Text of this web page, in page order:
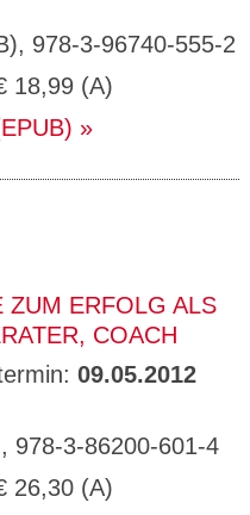
978-3-96740-555-2
18,99 (A)
ZUM ERFOLG ALS
COACH
09.05.2012
978-3-86200-601-4
26,30 (A)